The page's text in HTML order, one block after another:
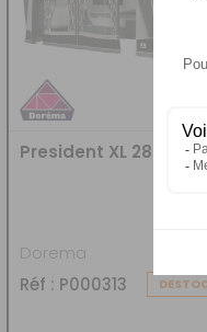
President XL 280
Dorema
Réf : P000313